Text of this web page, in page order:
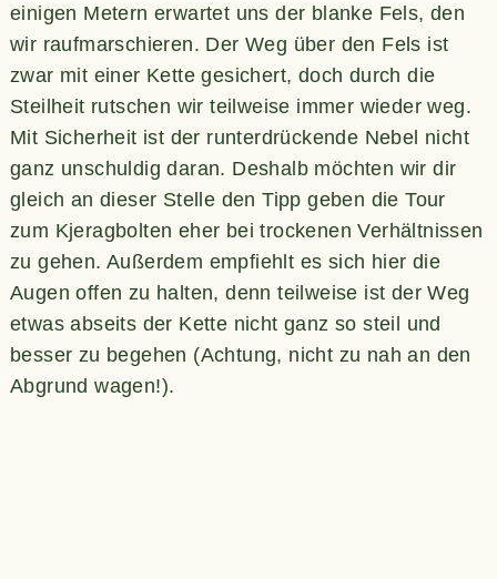
einigen Metern erwartet uns der blanke Fels, den
wir raufmarschieren. Der Weg über den Fels ist
zwar mit einer Kette gesichert, doch durch die
Steilheit rutschen wir teilweise immer wieder weg.
Mit Sicherheit ist der runterdrückende Nebel nicht
ganz unschuldig daran. Deshalb möchten wir dir
gleich an dieser Stelle den Tipp geben die Tour
zum Kjeragbolten eher bei trockenen Verhältnissen
zu gehen. Außerdem empfiehlt es sich hier die
Augen offen zu halten, denn teilweise ist der Weg
etwas abseits der Kette nicht ganz so steil und
besser zu begehen (Achtung, nicht zu nah an den
Abgrund wagen!).